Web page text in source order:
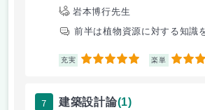
岩本博行先生
前半は植物資源に対する知識
充実 5 楽単 5
7 建築設計論(1)